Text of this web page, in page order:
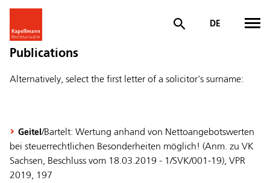
DE
Publications
Alternatively, select the first letter of a solicitor's surname:
Geitel/Bartelt: Wertung anhand von Nettoangebotswerten
bei steuerrechtlichen Besonderheiten möglich! (Anm. zu VK
Sachsen, Beschluss vom 18.03.2019 - 1/SVK/001-19), VPR
2019, 197